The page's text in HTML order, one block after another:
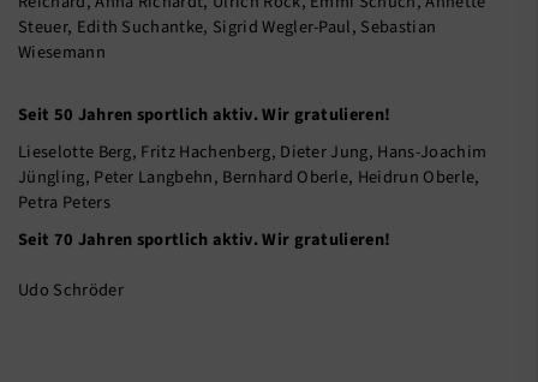
Steuer, Edith Suchantke, Sigrid Wegler-Paul, Sebastian
Wiesemann
Seit 50 Jahren sportlich aktiv. Wir gratulieren!
Lieselotte Berg, Fritz Hachenberg, Dieter Jung, Hans-Joachim
Jüngling, Peter Langbehn, Bernhard Oberle, Heidrun Oberle,
Petra Peters
Seit 70 Jahren sportlich aktiv. Wir gratulieren!
Udo Schröder